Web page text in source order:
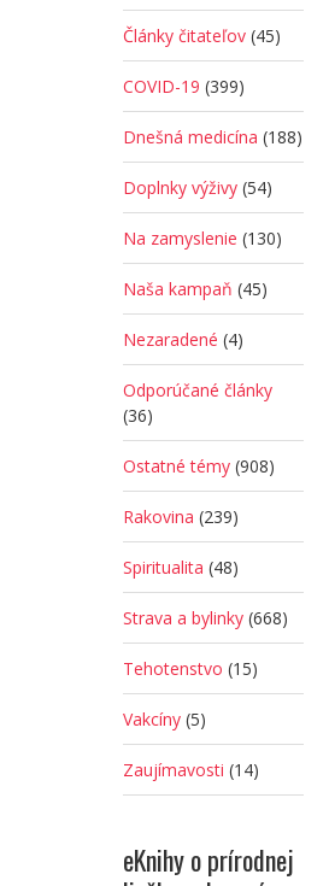
Články čitateľov (45)
COVID-19 (399)
Dnešná medicína (188)
Doplnky výživy (54)
Na zamyslenie (130)
Naša kampaň (45)
Nezaradené (4)
Odporúčané články
(36)
Ostatné témy (908)
Rakovina (239)
Spiritualita (48)
Strava a bylinky (668)
Tehotenstvo (15)
Vakcíny (5)
Zaujímavosti (14)
eKnihy o prírodnej